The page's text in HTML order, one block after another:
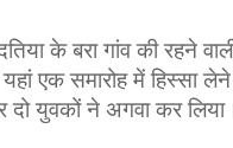
के बरा गांव की रहने
एक समारोह में हिस्सा
युवकों ने अगवा कर